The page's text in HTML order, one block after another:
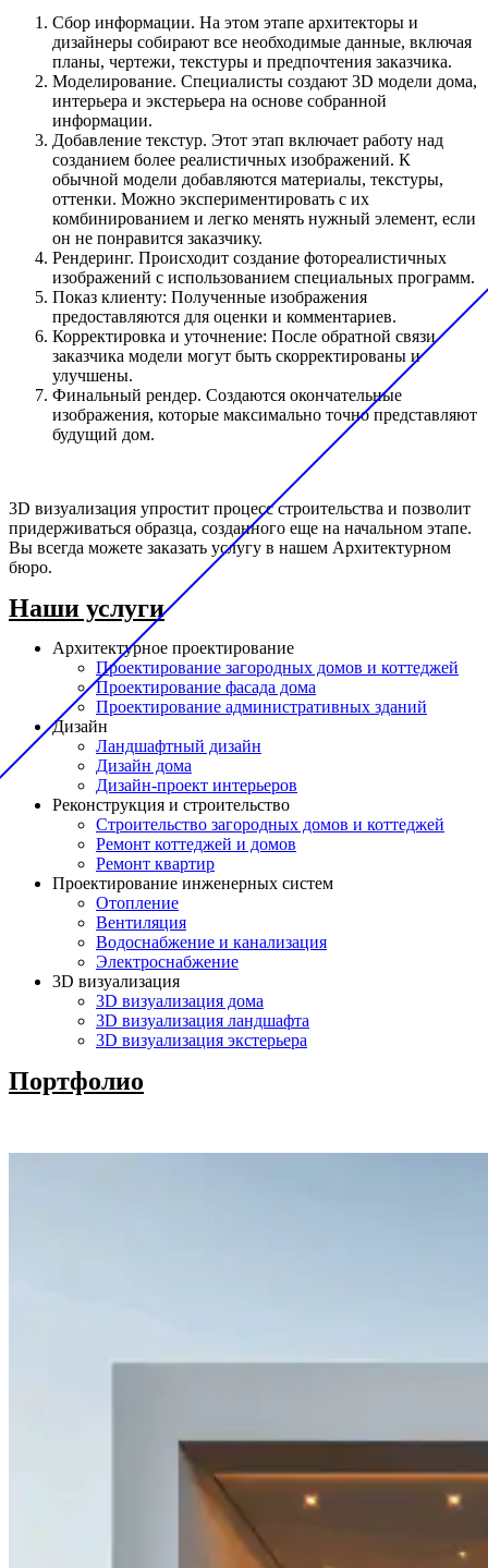
Сбор информации. На этом этапе архитекторы и
дизайнеры собирают все необходимые данные, включая
планы, чертежи, текстуры и предпочтения заказчика.
Моделирование. Специалисты создают 3D модели дома,
интерьера и экстерьера на основе собранной
информации.
Добавление текстур. Этот этап включает работу над
созданием более реалистичных изображений. К
обычной модели добавляются материалы, текстуры,
оттенки. Можно экспериментировать с их
комбинированием и легко менять нужный элемент, если
он не понравится заказчику.
Рендеринг. Происходит создание фотореалистичных
изображений с использованием специальных программ.
Показ клиенту: Полученные изображения
предоставляются для оценки и комментариев.
Корректировка и уточнение: После обратной связи
заказчика модели могут быть скорректированы и
улучшены.
Финальный рендер. Создаются окончательные
изображения, которые максимально точно представляют
будущий дом.
3D визуализация упростит процесс строительства и позволит
придерживаться образца, созданного еще на начальном этапе.
Вы всегда можете заказать услугу в нашем Архитектурном
бюро.
Наши услуги
Архитектурное проектирование
Проектирование загородных домов и коттеджей
Проектирование фасада дома
Проектирование административных зданий
Дизайн
Ландшафтный дизайн
Дизайн дома
Дизайн-проект интерьеров
Реконструкция и строительство
Строительство загородных домов и коттеджей
Ремонт коттеджей и домов
Ремонт квартир
Проектирование инженерных систем
Отопление
Вентиляция
Водоснабжение и канализация
Электроснабжение
3D визуализация
3D визуализация дома
3D визуализация ландшафта
3D визуализация экстерьера
Портфолио